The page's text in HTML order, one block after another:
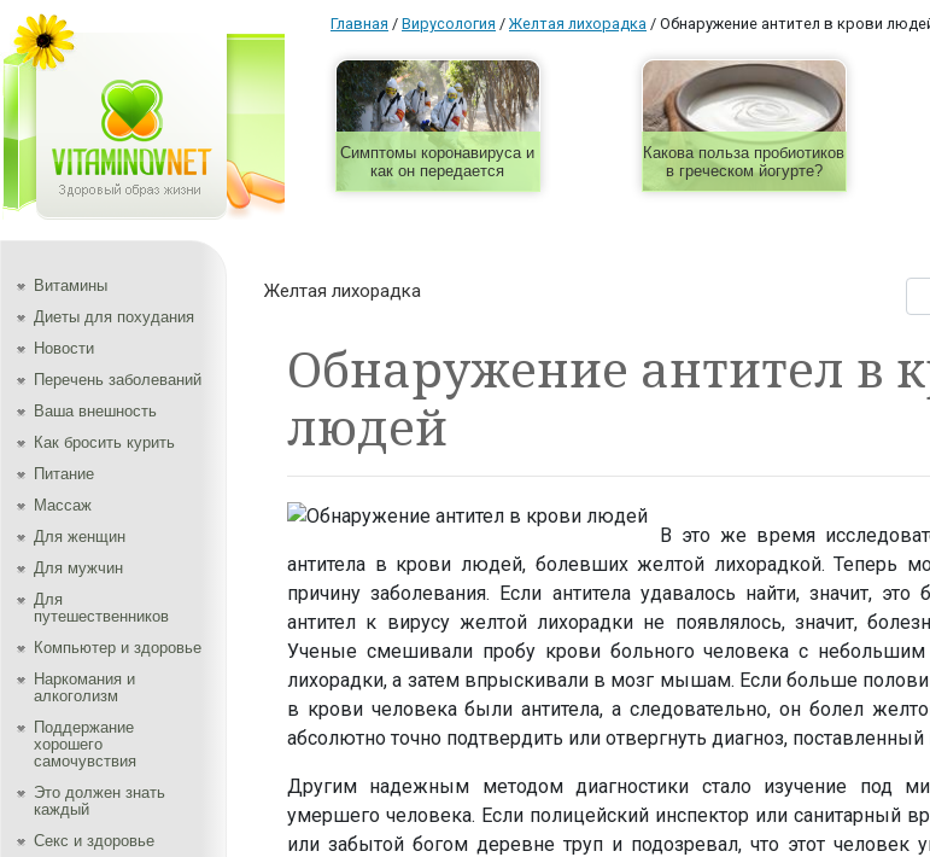
Главная / Вирусология / Желтая лихорадка / Обнаружение антител в крови
Симптомы коронавируса и
как он передается
Какова польза пробиотиков
в греческом йогурте?
Витамины
Диеты для похудания
Новости
Перечень заболеваний
Ваша внешность
Как бросить курить
Питание
Массаж
Для женщин
Для мужчин
Для
путешественников
Компьютер и здоровье
Наркомания и
алкоголизм
Поддержание
хорошего
самочувствия
Это должен знать
каждый
Секс и здоровье
Желтая лихорадка
Обнаружение антител в
людей
В это же время
антитела в крови людей, болевших желтой лихорадкой. Теперь
причину заболевания. Если антитела удавалось найти, значит,
антител к вирусу желтой лихорадки не появлялось, значит,
Ученые смешивали пробу крови больного человека с небольшим
лихорадки, а затем впрыскивали в мозг мышам. Если больше
в крови человека были антитела, а следовательно, он болел
абсолютно точно подтвердить или отвергнуть диагноз,
Другим надежным методом диагностики стало изучение под
умершего человека. Если полицейский инспектор или санитарный
или забытой богом деревне труп и подозревал, что этот человек